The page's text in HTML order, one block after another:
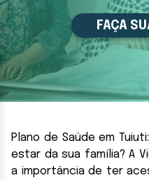
FAÇA
Plano de Saúde em
estar da sua família? A
a importância de ter